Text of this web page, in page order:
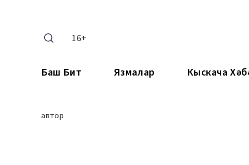
16+
Баш Бит Язмалар Кыскача
автор